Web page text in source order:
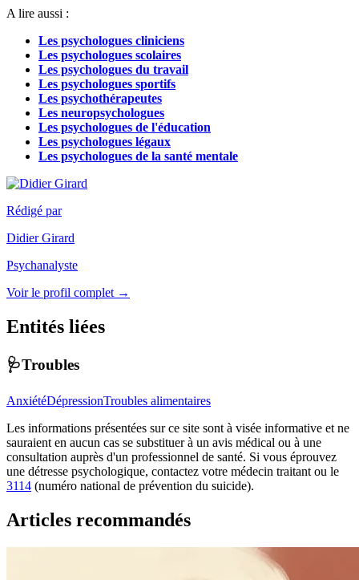
A lire aussi :
Les psychologues cliniciens
Les psychologues scolaires
Les psychologues du travail
Les psychologues sportifs
Les psychothérapeutes
Les neuropsychologues
Les psychologues de l'éducation
Les psychologues légaux
Les psychologues de la santé mentale
Rédigé par
Didier Girard
Psychanalyste
Voir le profil complet →
Entités liées
🩺Troubles
AnxiétéDépressionTroubles alimentaires
Les informations présentées sur ce site sont à visée informative et ne
sauraient en aucun cas se substituer à un avis médical ou à une
consultation auprès d'un professionnel de santé. Si vous éprouvez
une détresse psychologique, contactez votre médecin traitant ou le
3114 (numéro national de prévention du suicide).
Articles recommandés